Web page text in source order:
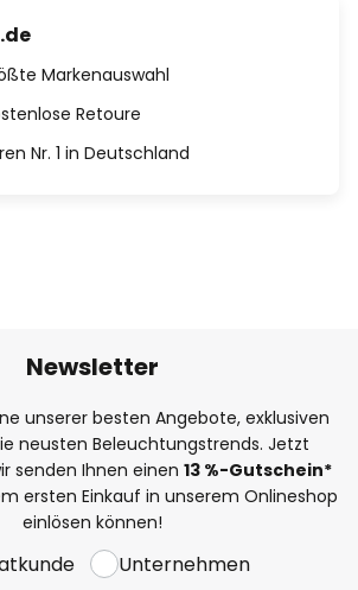
Markenauswahl
Retoure
Nr. 1 in Deutschland
Newsletter
unserer besten Angebote, exklusiven
neusten Beleuchtungstrends. Jetzt
senden Ihnen einen 13 %-Gutschein*
ersten Einkauf in unserem Onlineshop
einlösen können!
Unternehmen